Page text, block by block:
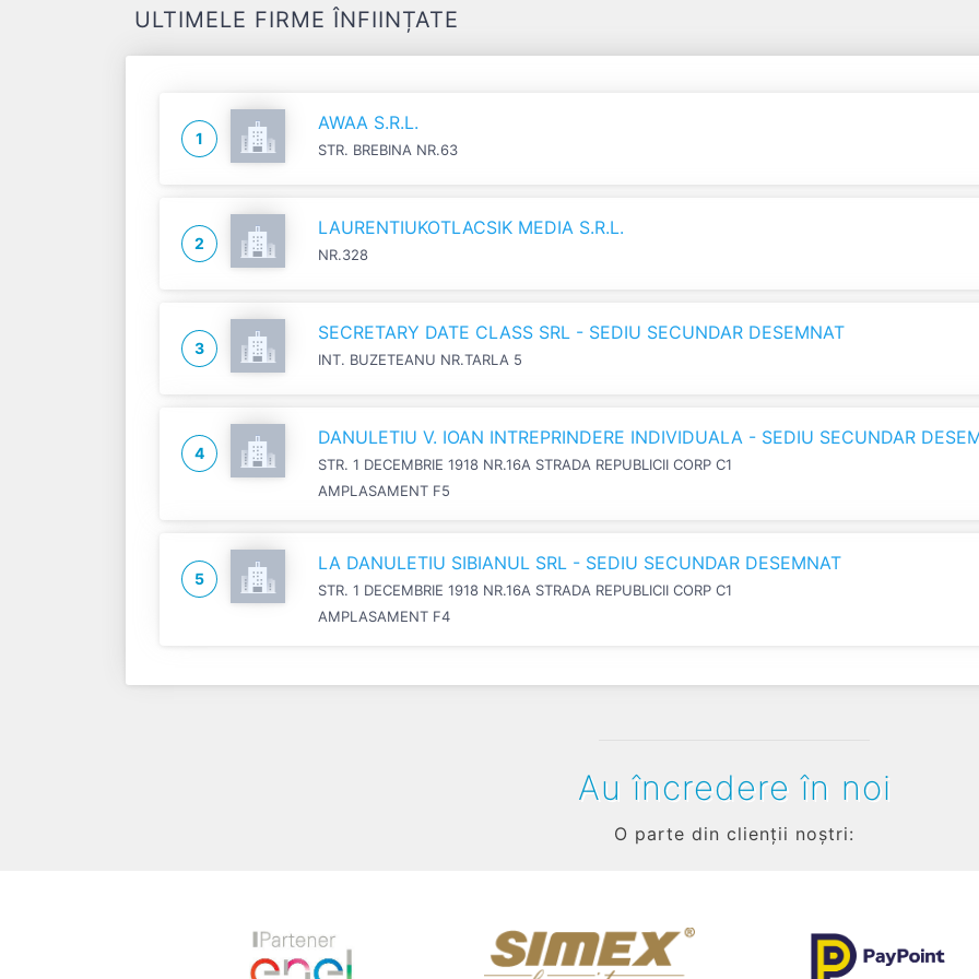
ULTIMELE FIRME ÎNFIINȚATE
1
AWAA S.R.L.
STR. BREBINA NR.63
2
LAURENTIUKOTLACSIK MEDIA S.R.L.
NR.328
3
SECRETARY DATE CLASS SRL - SEDIU SECUNDAR DESEMNAT
INT. BUZETEANU NR.TARLA 5
4
DANULETIU V. IOAN INTREPRINDERE INDIVIDUALA - SEDIU SECUNDAR
STR. 1 DECEMBRIE 1918 NR.16A STRADA REPUBLICII CORP C1
AMPLASAMENT F5
5
LA DANULETIU SIBIANUL SRL - SEDIU SECUNDAR DESEMNAT
STR. 1 DECEMBRIE 1918 NR.16A STRADA REPUBLICII CORP C1
AMPLASAMENT F4
Au încredere în noi
O parte din clienții noștri: